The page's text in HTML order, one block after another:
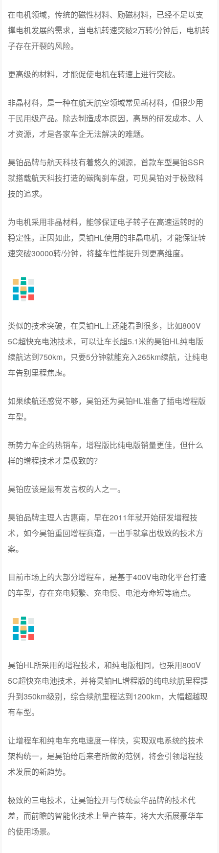
在电机领域，传统的磁性材料、励磁材料，已经不足以支
撑电机发展的需求，当电机转速突破2万转/分钟后，电机转
子存在开裂的风险。
更高级的材料，才能促使电机在转速上进行突破。
非晶材料，是一种在航天航空领域常见新材料，但很少用
于民用级产品。除去制造成本原因，高昂的研发成本、人
才资源，才是各家车企无法解决的难题。
昊铂品牌与航天科技有着悠久的渊源，首款车型昊铂SSR
就搭载航天科技打造的碳陶刹车盘，可见昊铂对于极致科
技的追求。
为电机采用非晶材料，能够保证电子转子在高速运转时的
稳定性。正因如此，昊铂HL使用的非晶电机，才能保证转
速突破30000转/分钟，将整车性能提升到更高维度。
类似的技术突破，在昊铂HL上还能看到很多，比如800V
5C超快充电池技术，可以让车长超5.1米的昊铂HL纯电版
续航达到750km，只要5分钟就能充入265km续航，让纯电
车告别里程焦虑。
如果续航还感觉不够，昊铂还为昊铂HL准备了插电增程版
车型。
新势力车企的热销车，增程版比纯电版销量更佳，但什么
样的增程技术才是极致的？
昊铂应该是最有发言权的人之一。
昊铂品牌主理人古惠南，早在2011年就开始研发增程技
术，如今昊铂重回增程赛道，一出手就拿出极致的技术方
案。
目前市场上的大部分增程车，是基于400V电动化平台打造
的车型，存在充电频繁、充电慢、电池寿命短等痛点。
昊铂HL所采用的增程技术，和纯电版相同，也采用800V
5C超快充电池技术，并将昊铂HL增程版的纯电续航里程提
升到350km级别，综合续航里程达到1200km，大幅超越现
有车型。
让增程车和纯电车充电速度一样快，实现双电系统的技术
架构统一，是昊铂给后来者所做的范例，将会引领增程技
术发展的新趋势。
极致的三电技术，让昊铂拉开与传统豪华品牌的技术代
差，而前瞻的智能化技术上量产装车，将大大拓展豪华车
的使用场景。